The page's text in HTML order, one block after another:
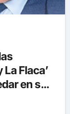
Flaca’
en su